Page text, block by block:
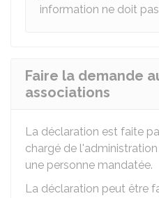
information ne doit pas
Faire la demande
associations
La déclaration est faite
chargé de
une personne mandatée.
La déclaration peut être